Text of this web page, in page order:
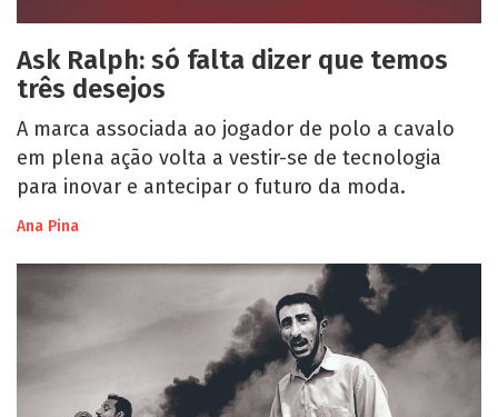
Ask Ralph: só falta dizer que temos
três desejos
A marca associada ao jogador de polo a cavalo
em plena ação volta a vestir-se de tecnologia
para inovar e antecipar o futuro da moda.
Ana Pina